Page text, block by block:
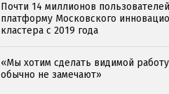
Почти 14 миллионов
платформу Московского
кластера с 2019 года
«Мы хотим сделать видимой
обычно не замечают»